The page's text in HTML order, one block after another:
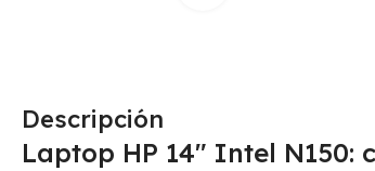
Descripción
Laptop HP 14″ Intel